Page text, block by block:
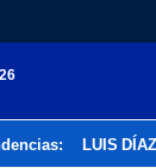
LUIS DÍAZ